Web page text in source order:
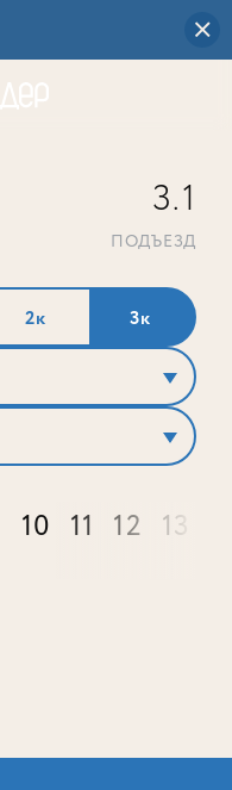
3.1
ПОДЪЕЗД
2к 3к
10 11 12 13